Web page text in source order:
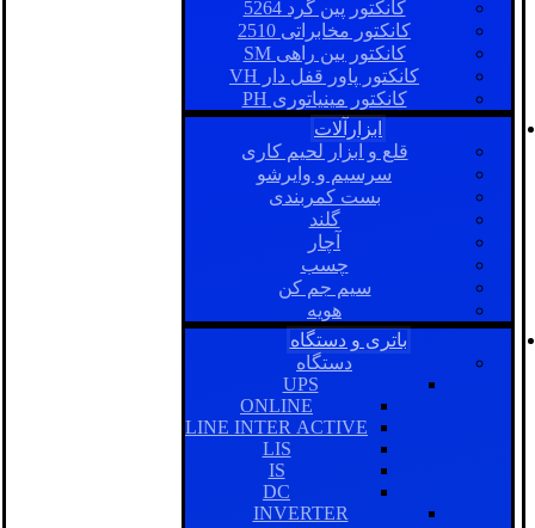
کانکتور پین گرد 5264
کانکتور مخابراتی 2510
کانکتور بین راهی SM
کانکتور پاور قفل دار VH
کانکتور مینیاتوری PH
ابزارآلات
قلع و ابزار لحیم کاری
سرسیم و وایرشو
بست کمربندی
گلند
آچار
چسب
سیم جم کن
هویه
باتری و دستگاه
دستگاه
UPS
ONLINE
LINE INTER ACTIVE
LIS
IS
DC
INVERTER